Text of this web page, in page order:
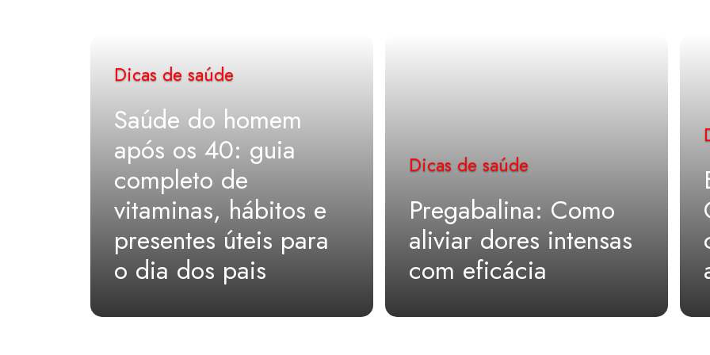
Dicas de saúde
Saúde do homem
após os 40: guia
completo de
vitaminas, hábitos e
presentes úteis para
o dia dos pais
Dicas de saúde
Pregabalina: Como
aliviar dores intensas
com eficácia